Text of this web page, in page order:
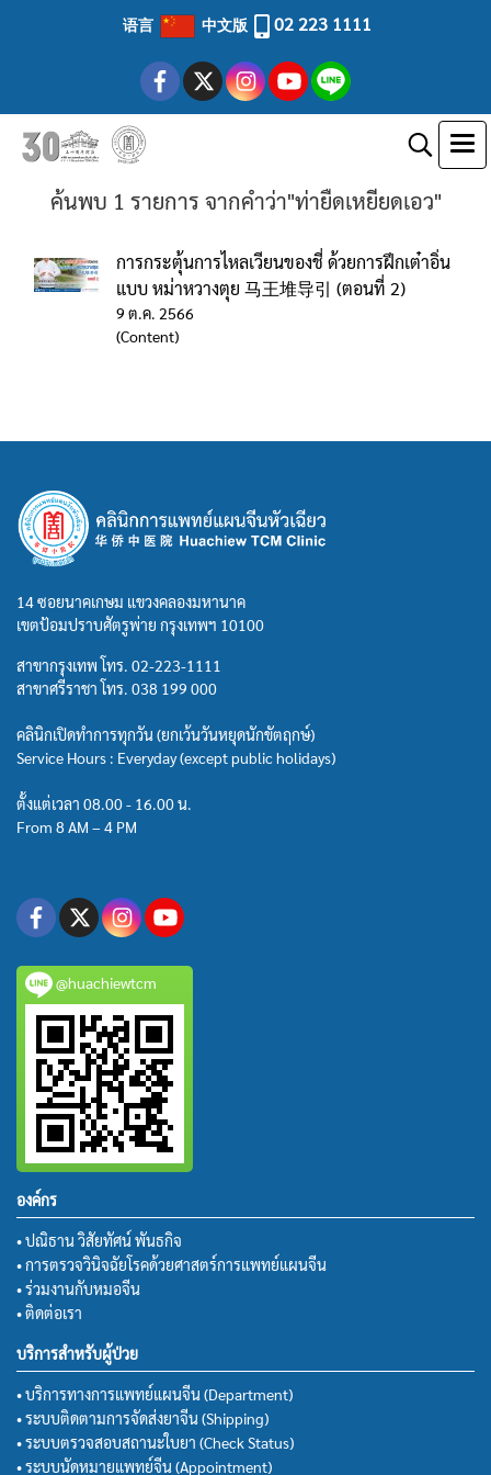
语言 中文版 02 223 1111
ค้นพบ 1 รายการ จากคำว่า"ท่ายืดเหยียดเอว"
การกระตุ้นการไหลเวียนของชี่ ด้วยการฝึกเต๋าอิ่น
แบบ หม่าหวางตุย 马王堆导引 (ตอนที่ 2)
9 ต.ค. 2566
(Content)
14 ซอยนาคเกษม แขวงคลองมหานาค
เขตป้อมปราบศัตรูพ่าย กรุงเทพฯ 10100
สาขากรุงเทพ โทร. 02-223-1111
สาขาศรีราชา โทร. 038 199 000
คลินิกเปิดทำการทุกวัน (ยกเว้นวันหยุดนักขัตฤกษ์)
Service Hours : Everyday (except public holidays)
ตั้งแต่เวลา 08.00 - 16.00 น.
From 8 AM – 4 PM
@huachiewtcm
องค์กร
• ปณิธาน วิสัยทัศน์ พันธกิจ
• การตรวจวินิจฉัยโรคด้วยศาสตร์การแพทย์แผนจีน
• ร่วมงานกับหมอจีน
• ติดต่อเรา
บริการสำหรับผู้ป่วย
• บริการทางการแพทย์แผนจีน (Department)
• ระบบติดตามการจัดส่งยาจีน (Shipping)
• ระบบตรวจสอบสถานะใบยา (Check Status)
• ระบบนัดหมายแพทย์จีน (Appointment)